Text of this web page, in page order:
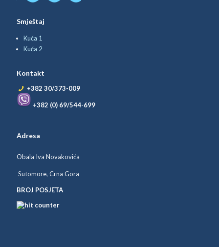
Smještaj
Kuća 1
Kuća 2
Kontakt
+382 30/373-009
+382 (0) 69/544-699
Adresa
Obala Iva Novakovića
Sutomore, Crna Gora
BROJ POSJETA